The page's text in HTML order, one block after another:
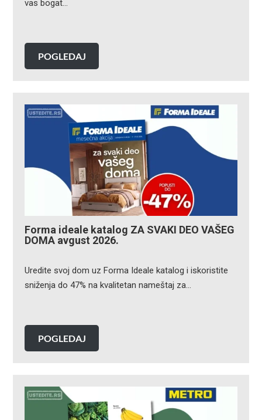
vas bogat…
POGLEDAJ
Forma ideale katalog ZA SVAKI DEO VAŠEG
DOMA avgust 2026.
Uredite svoj dom uz Forma Ideale katalog i iskoristite
sniženja do 47% na kvalitetan nameštaj za…
POGLEDAJ